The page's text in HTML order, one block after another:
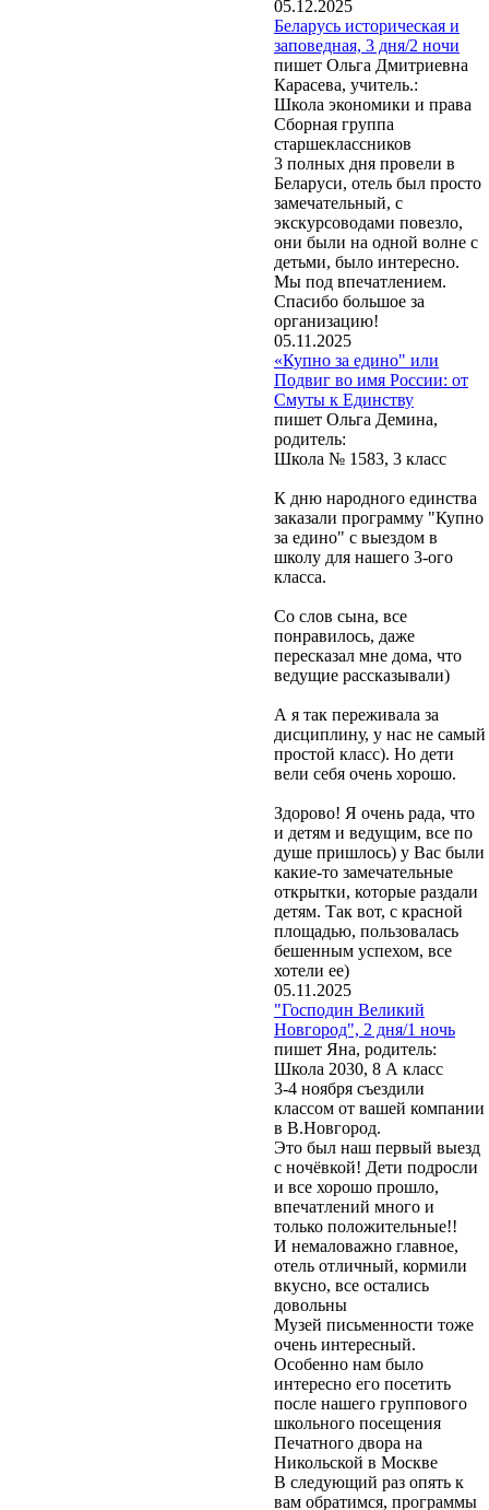
05.12.2025
Беларусь историческая и
заповедная, 3 дня/2 ночи
пишет Ольга Дмитриевна
Карасева, учитель.:
Школа экономики и права
Сборная группа
старшеклассников
3 полных дня провели в
Беларуси, отель был просто
замечательный, с
экскурсоводами повезло,
они были на одной волне с
детьми, было интересно.
Мы под впечатлением.
Спасибо большое за
организацию!
05.11.2025
«Купно за едино" или
Подвиг во имя России: от
Смуты к Единству
пишет Ольга Демина,
родитель:
Школа № 1583, 3 класс
К дню народного единства
заказали программу "Купно
за едино" с выездом в
школу для нашего 3-ого
класса.
Со слов сына, все
понравилось, даже
пересказал мне дома, что
ведущие рассказывали)
А я так переживала за
дисциплину, у нас не самый
простой класс). Но дети
вели себя очень хорошо.
Здорово! Я очень рада, что
и детям и ведущим, все по
душе пришлось) у Вас были
какие-то замечательные
открытки, которые раздали
детям. Так вот, с красной
площадью, пользовалась
бешенным успехом, все
хотели ее)
05.11.2025
"Господин Великий
Новгород", 2 дня/1 ночь
пишет Яна, родитель:
Школа 2030, 8 А класс
3-4 ноября съездили
классом от вашей компании
в В.Новгород.
Это был наш первый выезд
с ночёвкой! Дети подросли
и все хорошо прошло,
впечатлений много и
только положительные!!
И немаловажно главное,
отель отличный, кормили
вкусно, все остались
довольны
Музей письменности тоже
очень интересный.
Особенно нам было
интересно его посетить
после нашего группового
школьного посещения
Печатного двора на
Никольской в Москве
В следующий раз опять к
вам обратимся, программы